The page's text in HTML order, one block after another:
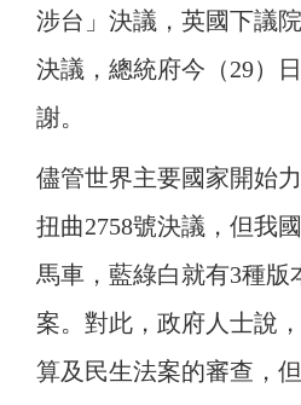
涉台」決議，英國下議
決議，總統府今（29）
謝。
儘管世界主要國家開始
扭曲2758號決議，但我
馬車，藍綠白就有3種版
案。對此，政府人士說
算及民生法案的審查，